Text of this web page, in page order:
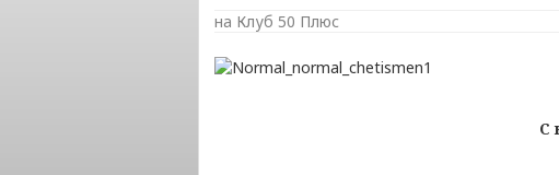
на Клуб 50 Плюс
С